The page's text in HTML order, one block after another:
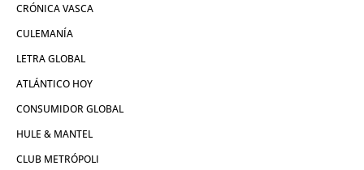
CRÓNICA VASCA
CULEMANÍA
LETRA GLOBAL
ATLÁNTICO HOY
CONSUMIDOR GLOBAL
HULE & MANTEL
CLUB METRÓPOLI